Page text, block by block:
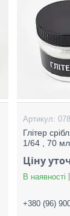
Глітер
1/64 , 70 мл
Ціну
В наявності
+380 (96)